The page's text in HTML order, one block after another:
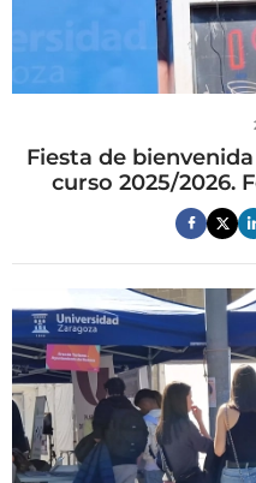
Fiesta de
curso 2025/2026.